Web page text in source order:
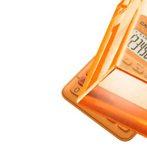
Заполнение
«Помещения
Настройка
поручений